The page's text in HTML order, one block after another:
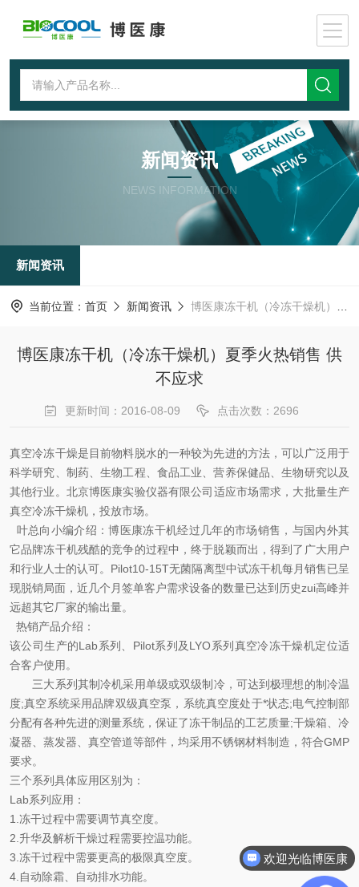
新闻资讯
NEWS INFORMATION
新闻资讯
当前位置： 首页 新闻资讯 博医康冻干机（冷冻干燥机）夏季火热销售 供不应求
博医康冻干机（冷冻干燥机）夏季火热销售 供
不应求
更新时间：2016-08-09 点击次数：2696
真空冷冻干燥是目前物料脱水的一种较为先进的方法，可以广泛用于
科学研究、制药、生物工程、 食品工业、营养保健品、生物研究以及
其他行业。 北京博医康实验仪器有限公司 适应市场需求，大批量生产
真空冷冻干燥机，投放市场。
叶总向小编介绍：博医康冻干机经过几年的市场销售，与国内外其
它品牌冻干机残酷的竞争的过程中，终于脱颖而出，得到了广大用户
和行业人士的认可。Pilot10-15T无菌隔离型中试冻干机每月销售已呈
现脱销局面，近几个月签单客户需求设备的数量已达到历史zui高峰并
远超其它厂家的输出量。
热销产品介绍：
该公司生产的Lab系列 Pilot系列及LYO系列 真空冷冻干燥机定位适
合客户使用 。
三大系列其制冷机采用单级或双级制冷， 可达到极理想的制冷温
度;真空系统采用品牌双级真空泵 ， 系统真空度处于*状态;电气控制部
分配有各种先进的测量系统，保证了冻干制品的工艺质量;干燥箱、冷
凝器、蒸发器、真空管道等部件，均采用不锈钢材料制造，符合GMP
要求。
三个系列具体应用区别为：
Lab系列应用：
1. 冻干过程中需要调节真空度。
2. 升华及解析干燥过程需要控温功能。
3. 冻干过程中需要更高的极限真空度。
4. 自动除霜、自动排水功能。
欢迎光临博医康